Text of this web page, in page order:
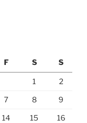
F S S
1 2
7 8 9
14 15 16